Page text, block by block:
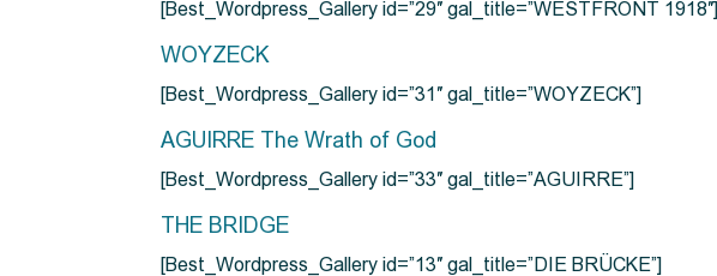
[Best_Wordpress_Gallery id=”29″ gal_title=”WESTFRONT 1918″]
WOYZECK
[Best_Wordpress_Gallery id=”31″ gal_title=”WOYZECK”]
AGUIRRE The Wrath of God
[Best_Wordpress_Gallery id=”33″ gal_title=”AGUIRRE”]
THE BRIDGE
[Best_Wordpress_Gallery id=”13″ gal_title=”DIE BRÜCKE”]